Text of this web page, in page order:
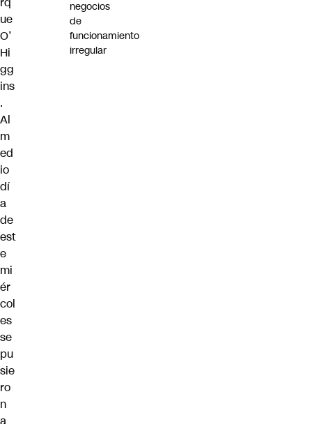
ue
O’
Hi
gg
ins
.
Al
m
ed
io
dí
a
de
est
e
mi
ér
col
es
se
pu
sie
ro
n
a
negocios
de
funcionamiento
irregular